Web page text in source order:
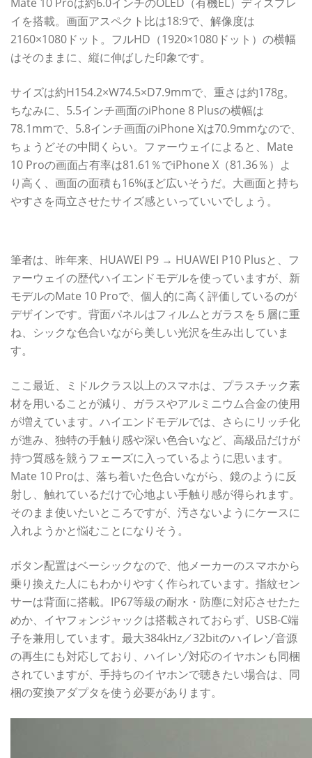
イを搭載。画面アスペクト比は18:9で、解像度は
2160×1080ドット。フルHD（1920×1080ドット）の横幅
はそのままに、縦に伸ばした印象です。
サイズは約H154.2×W74.5×D7.9mmで、重さは約178g。
ちなみに、5.5インチ画面のiPhone 8 Plusの横幅は
78.1mmで、5.8インチ画面のiPhone Xは70.9mmなので、
ちょうどその中間くらい。ファーウェイによると、Mate
10 Proの画面占有率は81.61％でiPhone X（81.36％）よ
り高く、画面の面積も16%ほど広いそうだ。大画面と持ち
やすさを両立させたサイズ感といっていいでしょう。
筆者は、昨年来、HUAWEI P9 → HUAWEI P10 Plusと、フ
ァーウェイの歴代ハイエンドモデルを使っていますが、新
モデルのMate 10 Proで、個人的に高く評価しているのが
デザインです。背面パネルはフィルムとガラスを５層に重
ね、シックな色合いながら美しい光沢を生み出していま
す。
ここ最近、ミドルクラス以上のスマホは、プラスチック素
材を用いることが減り、ガラスやアルミニウム合金の使用
が増えています。ハイエンドモデルでは、さらにリッチ化
が進み、独特の手触り感や深い色合いなど、高級品だけが
持つ質感を競うフェーズに入っているように思います。
Mate 10 Proは、落ち着いた色合いながら、鏡のように反
射し、触れているだけで心地よい手触り感が得られます。
そのまま使いたいところですが、汚さないようにケースに
入れようかと悩むことになりそう。
ボタン配置はベーシックなので、他メーカーのスマホから
乗り換えた人にもわかりやすく作られています。指紋セン
サーは背面に搭載。IP67等級の耐水・防塵に対応させたた
めか、イヤフォンジャックは搭載されておらず、USB-C端
子を兼用しています。最大384kHz／32bitのハイレゾ音源
の再生にも対応しており、ハイレゾ対応のイヤホンも同梱
されていますが、手持ちのイヤホンで聴きたい場合は、同
梱の変換アダプタを使う必要があります。